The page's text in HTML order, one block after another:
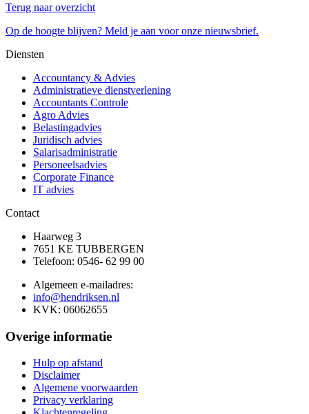
Terug naar overzicht
Op de hoogte blijven? Meld je aan voor onze nieuwsbrief.
Diensten
Accountancy & Advies
Administratieve dienstverlening
Accountants Controle
Agro Advies
Belastingadvies
Juridisch advies
Salarisadministratie
Personeelsadvies
Corporate Finance
IT advies
Contact
Haarweg 3
7651 KE TUBBERGEN
Telefoon: 0546- 62 99 00
Algemeen e-mailadres:
info@hendriksen.nl
KVK: 06062655
Overige informatie
Hulp op afstand
Disclaimer
Algemene voorwaarden
Privacy verklaring